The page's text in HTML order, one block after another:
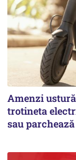
Amenzi
trotineta
sau